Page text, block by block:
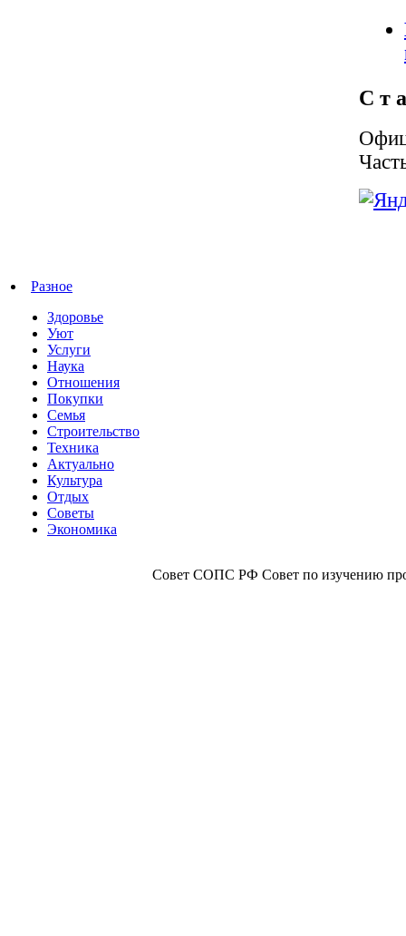
С т
Разное
Здоровье
Уют
Услуги
Наука
Отношения
Покупки
Семья
Строительство
Техника
Актуально
Культура
Отдых
Советы
Экономика
Совет СОПС РФ Совет по изучению